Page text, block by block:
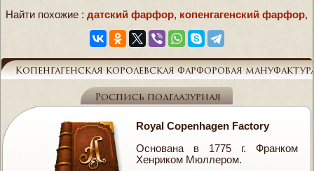
Найти похожие : датский фарфор, копенгагенский фарфор,
Справочник
Копенгагенская королевская фарфоровая
Роспись подглазурная
Royal Copenhagen Factory
Основана в 1775 г. Франком
Хенриком Мюллером.